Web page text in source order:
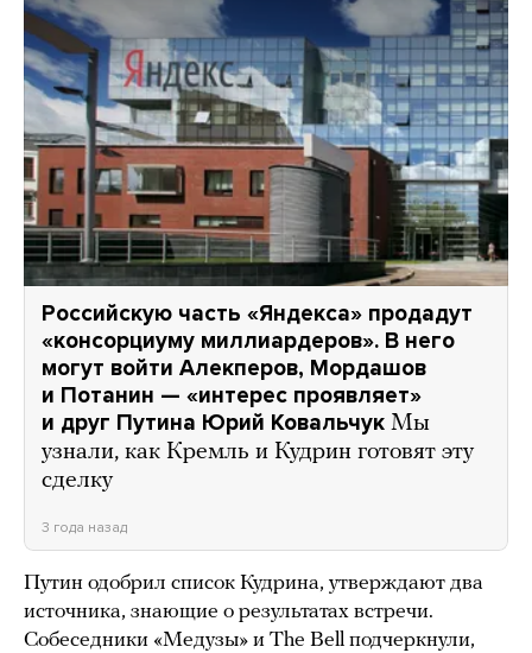
Российскую часть «Яндекса» продадут
«консорциуму миллиардеров». В него
могут войти Алекперов, Мордашов
и Потанин — «интерес проявляет»
и друг Путина Юрий Ковальчук Мы
узнали, как Кремль и Кудрин готовят эту
сделку
3 года назад
Путин одобрил список Кудрина, утверждают два
источника, знающие о результатах встречи.
Собеседники «Медузы» и The Bell подчеркнули,